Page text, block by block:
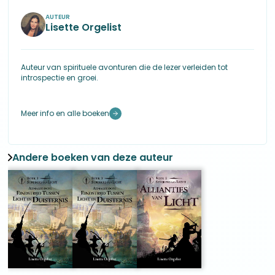
AUTEUR
Lisette Orgelist
Auteur van spirituele avonturen die de lezer verleiden tot
introspectie en groei.
Meer info en alle boeken
Andere boeken van deze auteur